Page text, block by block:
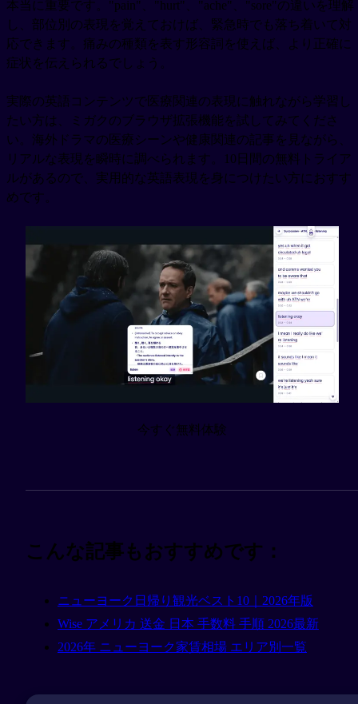
本当に重要です。"pain"、"hurt"、"ache"、"sore"の違いを理解
し、部位別の表現を覚えておけば、緊急時でも落ち着いて対
応できます。痛みの種類を表す形容詞を使えば、より正確に
症状を伝えられるでしょう。
実際の英語コンテンツで医療関連の表現に触れながら学習し
たい方は、ミガクのブラウザ拡張機能を試してみてくださ
い。海外ドラマの医療シーンや健康関連の記事を見ながら、
リアルな表現を瞬時に調べられます。10日間の無料トライア
ルがあるので、実用的な英語表現を身につけたい方におすす
めです。
今すぐ無料体験
こんな記事もおすすめです：
ニューヨーク日帰り観光ベスト10｜2026年版
Wise アメリカ 送金 日本 手数料 手順 2026最新
2026年 ニューヨーク家賃相場 エリア別一覧